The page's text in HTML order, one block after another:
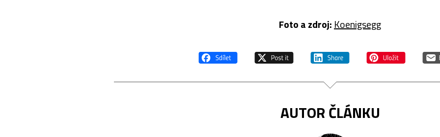
Foto a zdroj: Koenigsegg
AUTOR ČLÁNKU